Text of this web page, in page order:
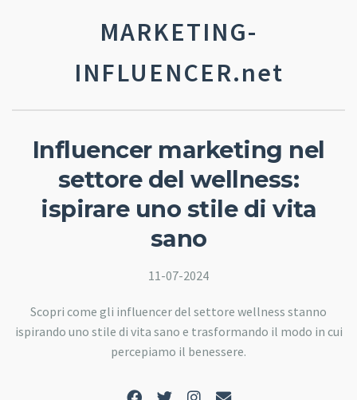
MARKETING-
INFLUENCER.net
Influencer marketing nel
settore del wellness:
ispirare uno stile di vita
sano
11-07-2024
Scopri come gli influencer del settore wellness stanno
ispirando uno stile di vita sano e trasformando il modo in cui
percepiamo il benessere.